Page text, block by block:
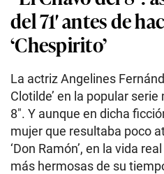
del 71′ antes de
‘Chespirito’
La actriz Angelines
Clotilde’ en la popular serie
8″. Y aunque en dicha
mujer que resultaba poco
‘Don Ramón’, en la vida
más hermosas de su